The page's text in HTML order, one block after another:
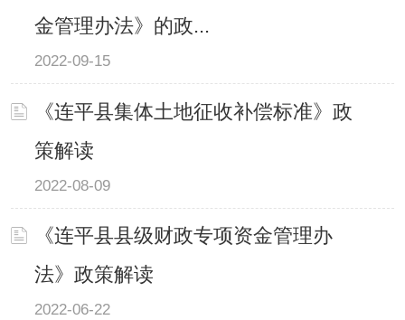
金管理办法》的政...
2022-09-15
《连平县集体土地征收补偿标准》政
策解读
2022-08-09
《连平县县级财政专项资金管理办
法》政策解读
2022-06-22